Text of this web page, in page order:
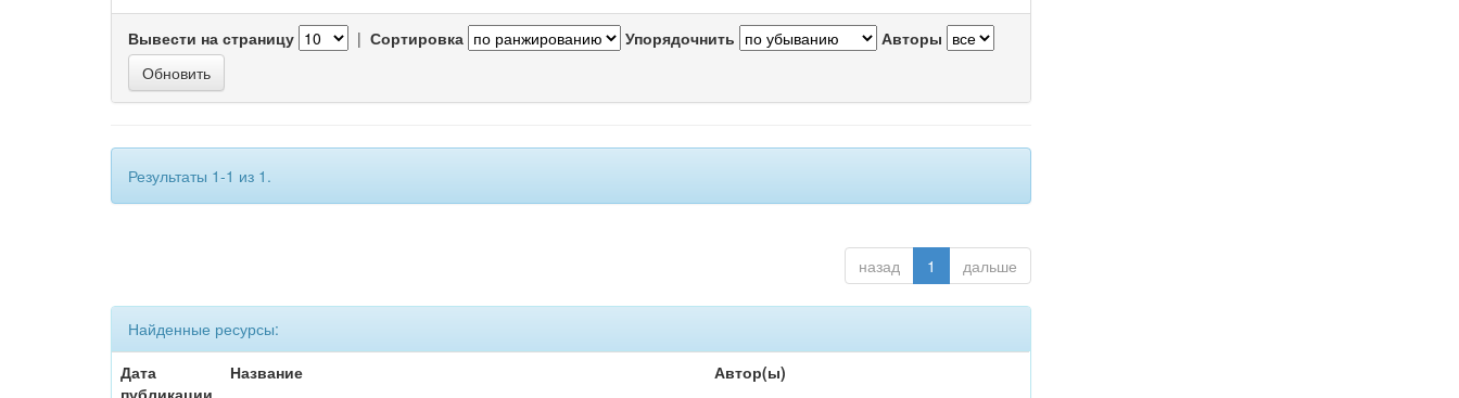
Вывести на страницу | Сортировка Упорядочнить Авторы
Результаты 1-1 из 1.
назад 1 дальше
Найденные ресурсы:
Дата
публикации
Название Автор(ы)